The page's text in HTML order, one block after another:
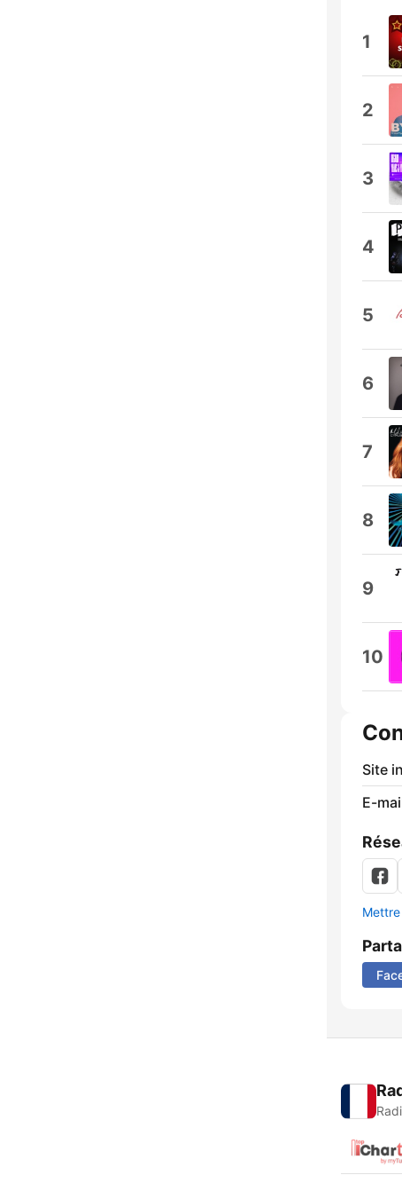
1
2
3
4
5
6
7
8
9
10
Site
E-